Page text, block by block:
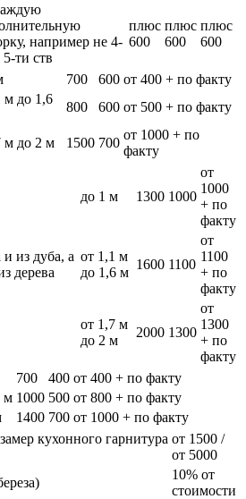
например не 4-
5-ти ств
плюс
600
плюс
600
плюс
600
700 600 от 400 + по факту
м до 1,6
800 600 от 500 + по факту
м до 2 м 1500 700
от 1000 + по
факту
и из дуба, а
дерева
до 1 м 1300 1000
от
1000
+ по
факту
от 1,1 м
до 1,6 м
1600 1100
от
1100
+ по
факту
от 1,7 м
до 2 м
2000 1300
от
1300
+ по
факту
700 400 от 400 + по факту
м 1000 500 от 800 + по факту
1400 700 от 1000 + по факту
кухонного гарнитура от 1500 /
от 5000
10% от
стоимости